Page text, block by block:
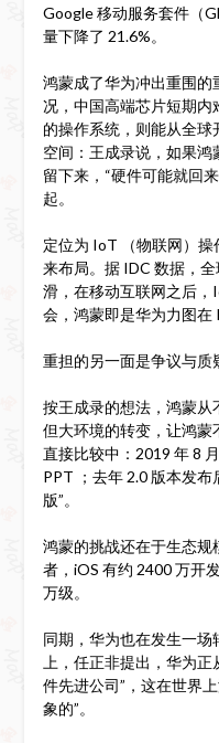
Google 移动服务套件（
量下降了 21.6%。
鸿蒙成了华为冲出重围的
况，中国高端芯片短期内
的操作系统，则能从全
空间：王成录说，如果
留下来，“硬件可能就回
起。
定位为 IoT （物联网）
来布局。据 IDC 数据，
滑，在移动互联网之后
会，鸿蒙即是华为力图在
重担的另一面是争议与质
按王成录的想法，鸿蒙从
但大环境的转变，让鸿蒙
直接比较中：2019 年 8
PPT ；去年 2.0 版本发
版”。
鸿蒙的挑战还在于生态
者，iOS 有约 2400 万开
万级。
同期，华为也在发生一场
上，任正非提出，华为正
件先进公司”，这在世界
象的”。